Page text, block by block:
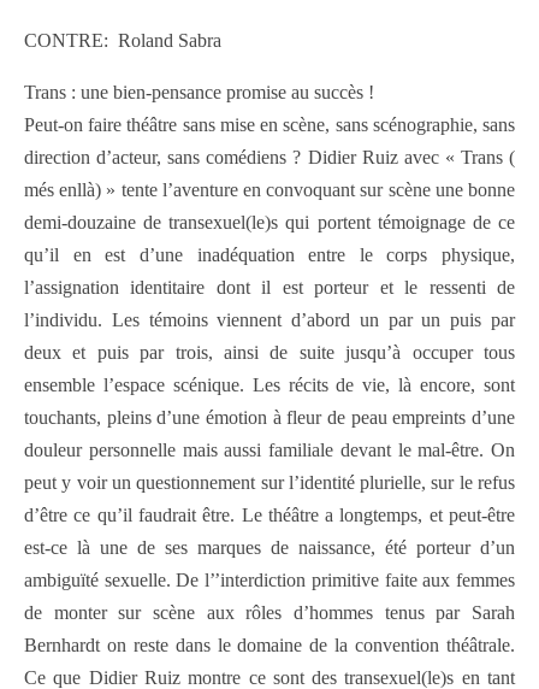
CONTRE: Roland Sabra
Trans : une bien-pensance promise au succès !
Peut-on faire théâtre sans mise en scène, sans scénographie, sans
direction d’acteur, sans comédiens ? Didier Ruiz avec « Trans (
més enllà) » tente l’aventure en convoquant sur scène une bonne
demi-douzaine de transexuel(le)s qui portent témoignage de ce
qu’il en est d’une inadéquation entre le corps physique,
l’assignation identitaire dont il est porteur et le ressenti de
l’individu. Les témoins viennent d’abord un par un puis par
deux et puis par trois, ainsi de suite jusqu’à occuper tous
ensemble l’espace scénique. Les récits de vie, là encore, sont
touchants, pleins d’une émotion à fleur de peau empreints d’une
douleur personnelle mais aussi familiale devant le mal-être. On
peut y voir un questionnement sur l’identité plurielle, sur le refus
d’être ce qu’il faudrait être. Le théâtre a longtemps, et peut-être
est-ce là une de ses marques de naissance, été porteur d’un
ambiguïté sexuelle. De l’’interdiction primitive faite aux femmes
de monter sur scène aux rôles d’hommes tenus par Sarah
Bernhardt on reste dans le domaine de la convention théâtrale.
Ce que Didier Ruiz montre ce sont des transexuel(le)s en tant